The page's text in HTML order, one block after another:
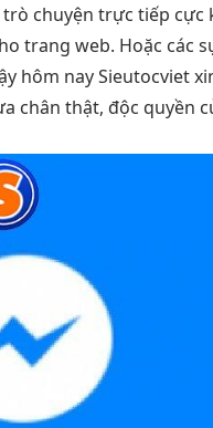
chuyện trực tiếp cực
trang web. Hoặc các
nay Sieutocviet
chân thật, độc quyền